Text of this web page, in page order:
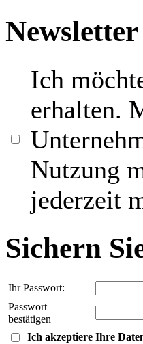
Newsletter
Ich
erhalten.
Nutzung
jederzeit
Sichern
Ihr Passwort:
Passwort
bestätigen
Ich akzeptiere Ihre